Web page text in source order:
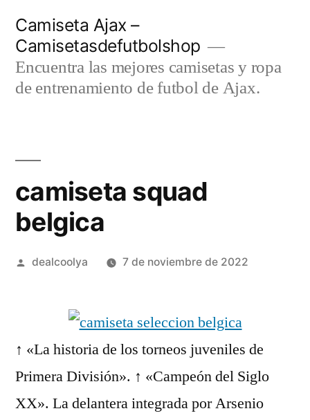
contenido
Camiseta Ajax –
Camisetasdefutbolshop
Encuentra las mejores camisetas y ropa
de entrenamiento de futbol de Ajax.
camiseta squad
belgica
Publicado
dealcoolya 7 de noviembre de 2022
↑ «La historia de los torneos juveniles de
Primera División». ↑ «Campeón del Siglo
XX». La delantera integrada por Arsenio